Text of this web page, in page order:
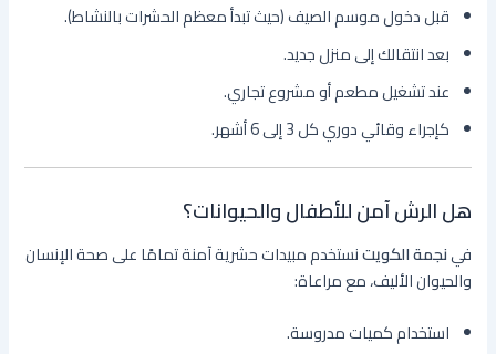
قبل دخول موسم الصيف (حيث تبدأ معظم الحشرات بالنشاط).
بعد انتقالك إلى منزل جديد.
عند تشغيل مطعم أو مشروع تجاري.
كإجراء وقائي دوري كل 3 إلى 6 أشهر.
هل الرش آمن للأطفال والحيوانات؟
فينجمة الكويتنستخدم مبيدات حشرية آمنة تمامًا على صحة الإنسان
والحيوان الأليف، مع مراعاة:
استخدام كميات مدروسة.